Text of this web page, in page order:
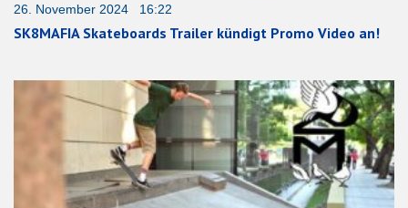
26. November 2024 16:22
SK8MAFIA Skateboards Trailer kündigt Promo Video an!